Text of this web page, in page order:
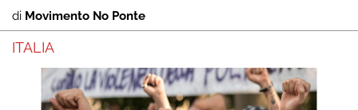
di Movimento No Ponte
ITALIA